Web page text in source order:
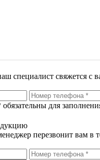
специалист свяжется с
обязательны для
перезвонит вам в